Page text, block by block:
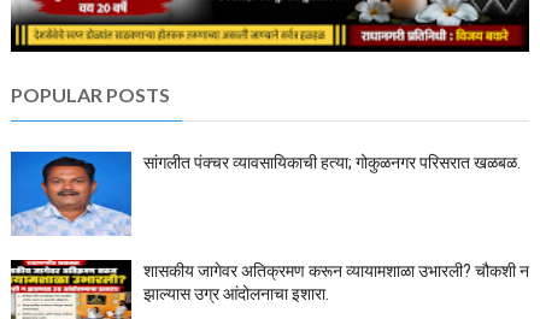
POPULAR POSTS
सांगलीत पंक्चर व्यावसायिकाची हत्या; गोकुळनगर परिसरात खळबळ.
शासकीय जागेवर अतिक्रमण करून व्यायामशाळा उभारली? चौकशी न
झाल्यास उग्र आंदोलनाचा इशारा.